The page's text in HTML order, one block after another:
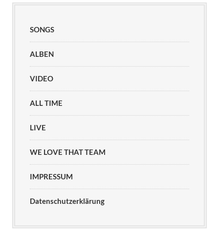
SONGS
ALBEN
VIDEO
ALL TIME
LIVE
WE LOVE THAT TEAM
IMPRESSUM
Datenschutzerklärung